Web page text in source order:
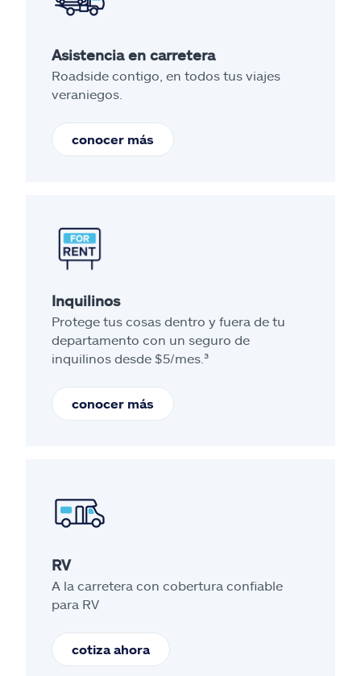
Asistencia en carretera
Roadside contigo, en todos tus viajes
veraniegos.
conocer más
Inquilinos
Protege tus cosas dentro y fuera de tu
departamento con un seguro de
inquilinos desde $5/mes.³
conocer más
RV
A la carretera con cobertura confiable
para RV
cotiza ahora